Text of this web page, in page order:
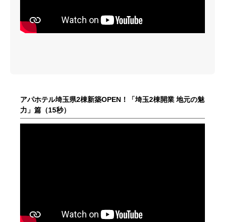
アパホテル埼玉県2棟新築OPEN！「埼玉2棟開業 地元の魅
力」篇（15秒）